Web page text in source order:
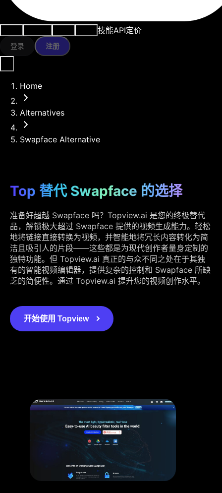
技能API定价
登录 注册
Home
Alternatives
Swapface Alternative
Top 替代 Swapface 的选择
准备好超越 Swapface 吗？Topview.ai 是您的终极替代
品，解锁极大超过 Swapface 提供的视频生成能力。轻松
地将链接直接转换为视频，并智能地将冗长内容转化为简
洁且吸引人的片段——这些都是为现代创作者量身定制的
独特功能。但 Topview.ai 真正的与众不同之处在于其独
有的智能视频编辑器，提供复杂的控制和 Swapface 所缺
乏的简便性。通过 Topview.ai 提升您的视频创作水平。
开始使用 Topview